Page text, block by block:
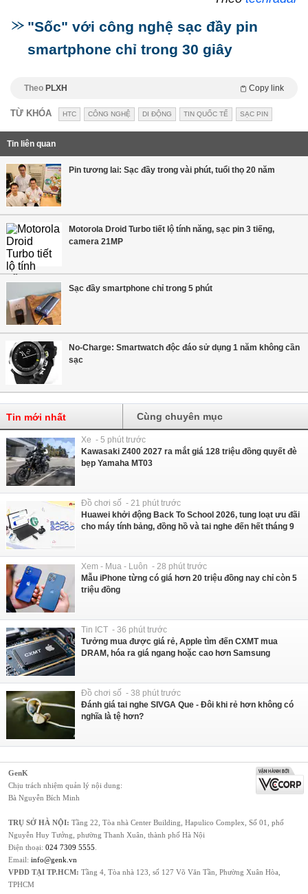
"Sốc" với công nghệ sạc đầy pin
smartphone chỉ trong 30 giây
Theo PLXH Copy link
TỪ KHÓA HTC CÔNG NGHỆ DI ĐỘNG TIN QUỐC TẾ SẠC PIN
Tin liên quan
Pin tương lai: Sạc đầy trong vài phút, tuổi thọ 20 năm
Motorola Droid Turbo tiết lộ tính năng, sạc pin 3 tiếng,
camera 21MP
Sạc đầy smartphone chỉ trong 5 phút
No-Charge: Smartwatch độc đáo sử dụng 1 năm không cần
sạc
Tin mới nhất Cùng chuyên mục
Xe - 5 phút trước
Kawasaki Z400 2027 ra mắt giá 128 triệu đồng quyết đè
bẹp Yamaha MT03
Đồ chơi số - 21 phút trước
Huawei khởi động Back To School 2026, tung loạt ưu đãi
cho máy tính bảng, đồng hồ và tai nghe đến hết tháng 9
Xem - Mua - Luôn - 28 phút trước
Mẫu iPhone từng có giá hơn 20 triệu đồng nay chỉ còn 5
triệu đồng
Tin ICT - 36 phút trước
Tưởng mua được giá rẻ, Apple tìm đến CXMT mua
DRAM, hóa ra giá ngang hoặc cao hơn Samsung
Đồ chơi số - 38 phút trước
Đánh giá tai nghe SIVGA Que - Đôi khi rẻ hơn không có
nghĩa là tệ hơn?
GenK
Chịu trách nhiệm quản lý nội dung:
Bà Nguyễn Bích Minh
TRỤ SỞ HÀ NỘI: Tầng 22, Tòa nhà Center Building, Hapulico Complex, Số 01, phố
Nguyễn Huy Tưởng, phường Thanh Xuân, thành phố Hà Nội
Điện thoại: 024 7309 5555
Email: info@genk.vn
VPĐD TẠI TP.HCM: Tầng 4, Tòa nhà 123, số 127 Võ Văn Tần, Phường Xuân Hòa,
TPHCM